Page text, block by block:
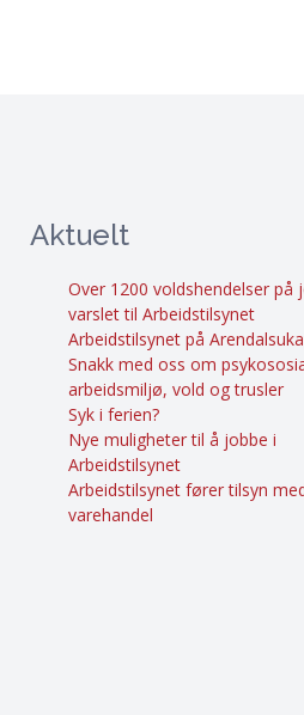
Aktuelt
Over 1200 voldshendelser på
varslet til Arbeidstilsynet
Arbeidstilsynet på
Snakk med oss om
arbeidsmiljø, vold og trusler
Syk i ferien?
Nye muligheter til å jobbe i
Arbeidstilsynet
Arbeidstilsynet fører tilsyn
varehandel